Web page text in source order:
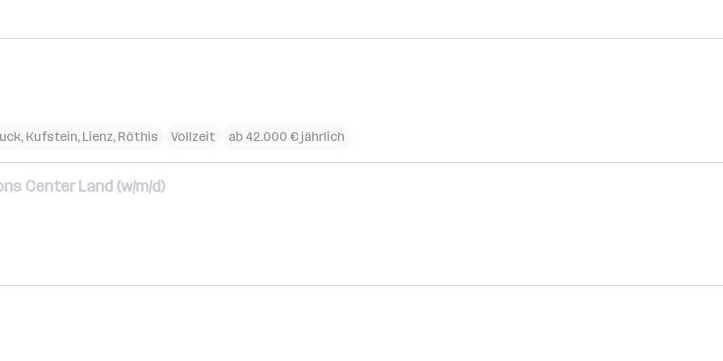
, Kufstein, Lienz, Röthis Vollzeit ab 42.000 € jährlich
Center Land (w/m/d)